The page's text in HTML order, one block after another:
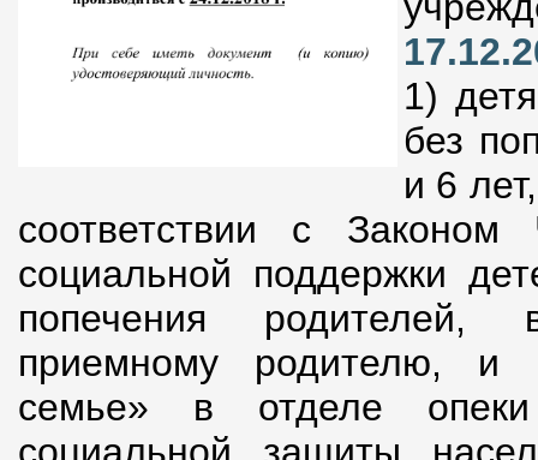
1)
без
и 6
соответствии с
социальной поддержки
попечения родителей,
приемному родителю, и
семье» в отделе опеки